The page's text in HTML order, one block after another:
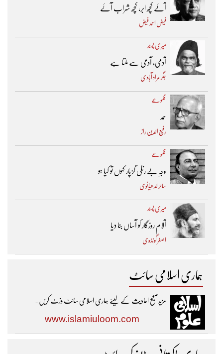
آئے کچھ ابر، کچھ شراب آئے
فیض احمد فیض
میری پسند
آدمی، آدمی سے ملتا ہے
جگر مراد آبادی
مجموعے
حمد
رفیع الدین راز
مجموعے
وجہِ بے رنگی گزپار کہوں تو کیا ہو
ساحر لدھیانوی
میری پسند
آلام روزگار کو آساں بنا دیا
اصغر گونڈوی
ہماری اسلامی سائٹ
مزیدصحیح احادیث کے لیئے ہماری اسلامی سائٹ وزٹ کریں۔
www.islamiuloom.com